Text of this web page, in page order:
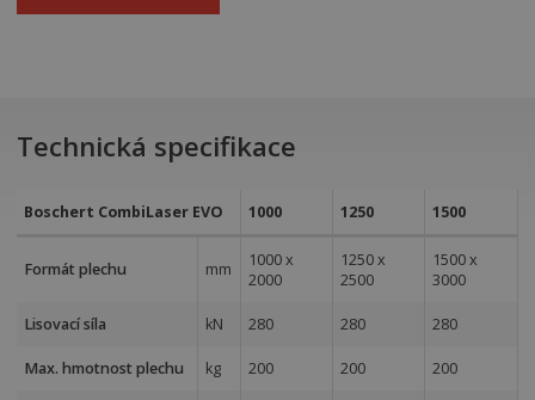
Technická specifikace
Boschert CombiLaser EVO 1000 1250 1500
Formát plechu mm
1000 x
2000
1250 x
2500
1500 x
3000
Lisovací síla kN 280 280 280
Max. hmotnost plechu kg 200 200 200